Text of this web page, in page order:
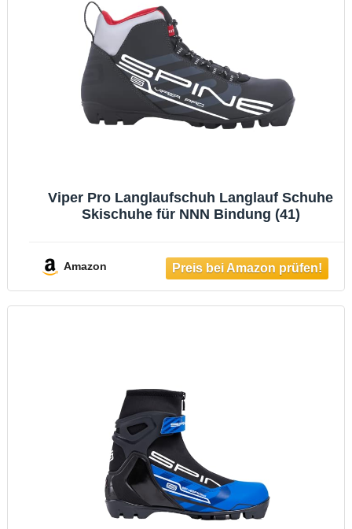
Viper Pro Langlaufschuh Langlauf Schuhe
Skischuhe für NNN Bindung (41)
Amazon